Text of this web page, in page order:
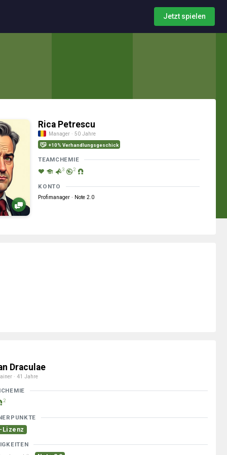
Jetzt spielen
Rica Petrescu
Manager · 50 Jahre
+10% Verhandlungsgeschick
TEAMCHEMIE
3 2
KONTO
Profimanager · Note 2.0
Draculae
· 41 Jahre
2
Lizenz